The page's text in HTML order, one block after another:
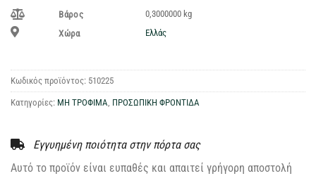
Βάρος
0,3000000 kg
Χώρα
Ελλάς
Κωδικός προϊόντος: 510225
Κατηγορίες: ΜΗ ΤΡΟΦΙΜΑ ΠΡΟΣΩΠΙΚΗ ΦΡΟΝΤΙΔΑ
Εγγυημένη ποιότητα στην πόρτα σας
Αυτό το προϊόν είναι ευπαθές και απαιτεί γρήγορη αποστολή